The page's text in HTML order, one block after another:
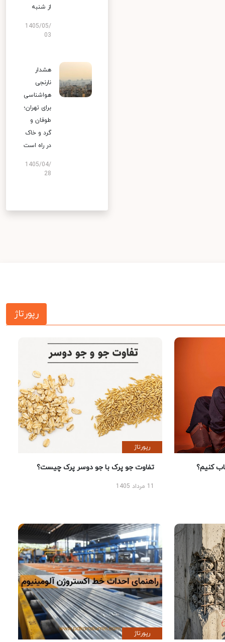
از شنبه
1405/05/
03
هشدار
نارنجی
هواشناسی
برای تهران؛
طوفان و
گرد و خاک
در راه است
1405/04/
28
رپورتاژ
کنیم؟
رپورتاژ
تفاوت جو پرک با جو دوسر پرک چیست؟
رپورتاژ